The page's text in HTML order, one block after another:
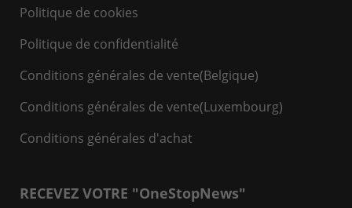
Politique de cookies
Politique de confidentialité
Conditions générales de vente(Belgique)
Conditions générales de vente(Luxembourg)
Conditions générales d'achat
RECEVEZ VOTRE "OneStopNews"